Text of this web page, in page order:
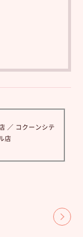
／ コクーンシテ
店